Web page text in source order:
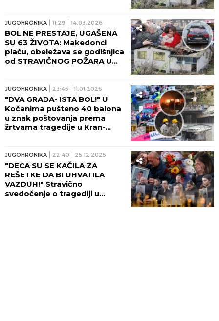
JUGOHRONIKA 11:29 14.03.2026
BOL NE PRESTAJE, UGAŠENA
SU 63 ŽIVOTA: Makedonci
plaču, obeležava se godišnjica
od STRAVIČNOG POŽARA U
JUGOHRONIKA 23:45 11.01.2026
"DVA GRADA- ISTA BOL!" U
Kočanima pušteno 40 balona
u znak poštovanja prema
žrtvama tragedije u Kran-
JUGOHRONIKA 22:40 25.12.2025
"DECA SU SE KAČILA ZA
REŠETKE DA BI UHVATILA
VAZDUH!" Stravično
svedočenje o tragediji u